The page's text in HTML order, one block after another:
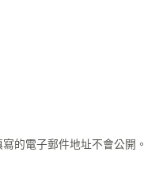
的電子郵件地址不會公開。